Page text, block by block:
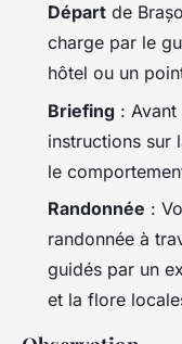
Départ de
charge par le
hôtel ou un
Briefing :
instructions sur
le
Randonnée :
randonnée à
guidés par un
et la flore